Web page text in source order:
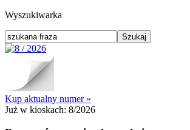
Wyszukiwarka
Kup aktualny numer »
Już w kioskach: 8/2026